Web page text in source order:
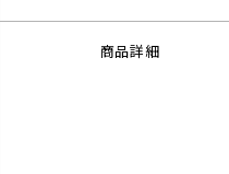
商品詳細